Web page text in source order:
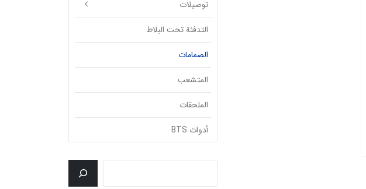
توصیلات
التدفئة تحت البلاط
الصمامات
المتشعب
الملحقات
أدوات BTS